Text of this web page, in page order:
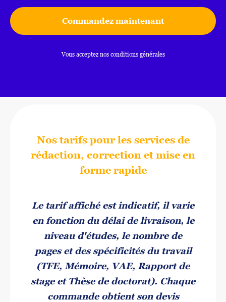
Commandez maintenant
Vous acceptez nos conditions générales
Nos tarifs pour les services de
rédaction, correction et mise en
forme rapide
Le tarif affiché est indicatif, il varie
en fonction du délai de livraison, le
niveau d'études, le nombre de
pages et des spécificités du travail
(TFE, Mémoire, VAE, Rapport de
stage et Thèse de doctorat). Chaque
commande obtient son devis